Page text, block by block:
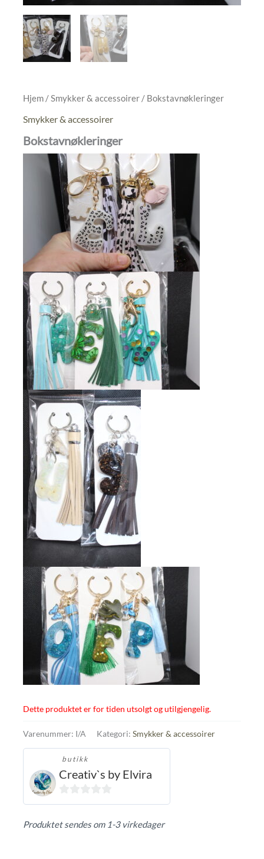
Hjem /Smykker & accessoirer / Bokstavnøkleringer
Smykker & accessoirer
Bokstavnøkleringer
Dette produktet er for tiden utsolgt og utilgjengelig.
Varenummer: I/A Kategori: Smykker & accessoirer
butikk
Creativ`s by Elvira
0
Produktet sendes om 1-3 virkedager